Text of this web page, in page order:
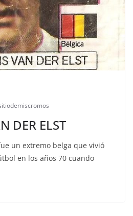
DER ELST
un extremo belga que vivió
en los años 70 cuando